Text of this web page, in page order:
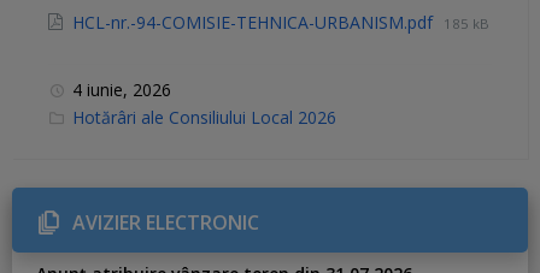
HCL-nr.-94-COMISIE-TEHNICA-URBANISM.pdf 185 kB
4 iunie, 2026
C
r
i
e
s
Hotărâri ale Consiliului Local 2026
AVIZIER ELECTRONIC